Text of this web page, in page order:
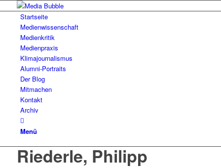
Startseite
Medienwissenschaft
Medienkritik
Medienpraxis
Klimajournalismus
Alumni-Portraits
Der Blog
Mitmachen
Kontakt
Archiv
Menü
Riederle, Philipp